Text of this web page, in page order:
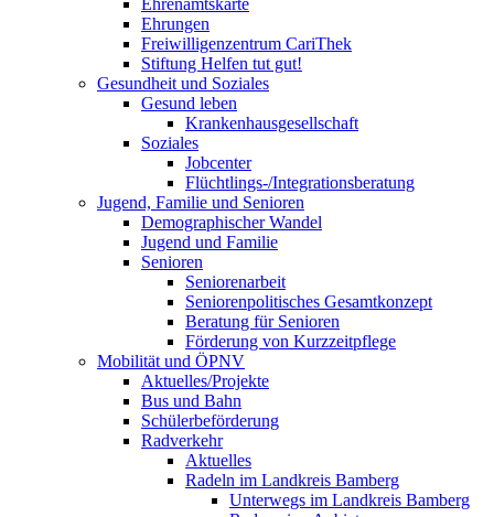
Ehrenamtskarte
Ehrungen
Freiwilligenzentrum CariThek
Stiftung Helfen tut gut!
Gesundheit und Soziales
Gesund leben
Krankenhausgesellschaft
Soziales
Jobcenter
Flüchtlings-/Integrationsberatung
Jugend, Familie und Senioren
Demographischer Wandel
Jugend und Familie
Senioren
Seniorenarbeit
Seniorenpolitisches Gesamtkonzept
Beratung für Senioren
Förderung von Kurzzeitpflege
Mobilität und ÖPNV
Aktuelles/Projekte
Bus und Bahn
Schülerbeförderung
Radverkehr
Aktuelles
Radeln im Landkreis Bamberg
Unterwegs im Landkreis Bamberg